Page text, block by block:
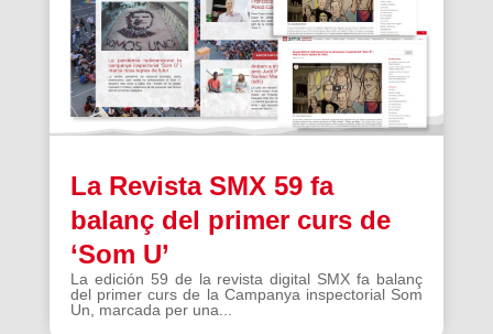
La Revista SMX 59 fa
balanç del primer curs de
‘Som U’
La edición 59 de la revista digital SMX fa balanç
del primer curs de la Campanya inspectorial Som
Un, marcada per una...